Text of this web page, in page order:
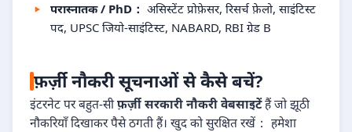
परास्नातक / PhD： असिस्टेंट प्रोफ़ेसर, रिसर्च फ़ेलो, साइंटिस्ट
पद, UPSC जियो-साइंटिस्ट, NABARD, RBI ग्रेड B
फ़र्ज़ी नौकरी सूचनाओं से कैसे बचें?
इंटरनेट पर बहुत-सीफ़र्ज़ी सरकारी नौकरी वेबसाइटेंहैं जो झूठी
नौकरियाँ दिखाकर पैसे ठगती हैं। खुद को सुरक्षित रखें： हमेशा